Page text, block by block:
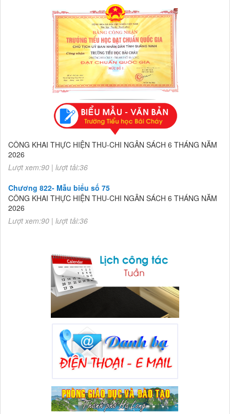
Chương 822- Mẫu biểu số 75
CÔNG KHAI THỰC HIỆN THU-CHI NGÂN SÁCH 6 THÁNG NĂM
2026
Lượt xem:90 | lượt tải:36
CÔNG KHAI THỰC HIỆN THU-CHI NGÂN SÁCH 6 THÁNG NĂM
2026
Lượt xem:90 | lượt tải:36